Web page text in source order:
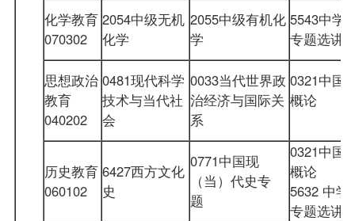
化学教育
070302
2054中级无机
化学
2055中级有机化
学
5543中学
专题选
思想政治
教育
040202
0481现代科学
技术与当代社
会
0033当代世界政
治经济与国际关
系
0321中国
概论
历史教育
060102
6427西方文化
史
0771中国现
（当）代史专
题
0321中国
概论
5632 中学
专题选